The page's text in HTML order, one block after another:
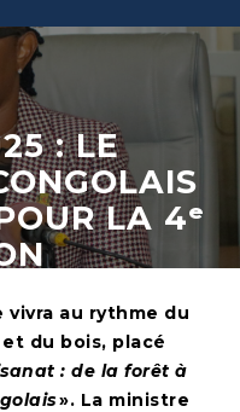
: LE
LA 4ᵉ
vivra au rythme du
et du bois, placé
: de la forêt à
». La ministre